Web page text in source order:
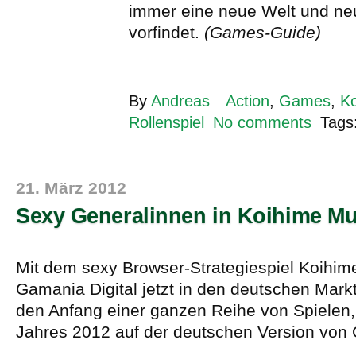
immer eine neue Welt und
vorfindet. (Games-Guide)
By Andreas Action, Games,
Rollenspiel
No comments
21. März 2012
Sexy Generalinnen in Koihime
Mit dem sexy Browser-Strategiespiel
Gamania Digital jetzt in den deutschen
den Anfang einer ganzen Reihe von
Jahres 2012 auf der deutschen Version von